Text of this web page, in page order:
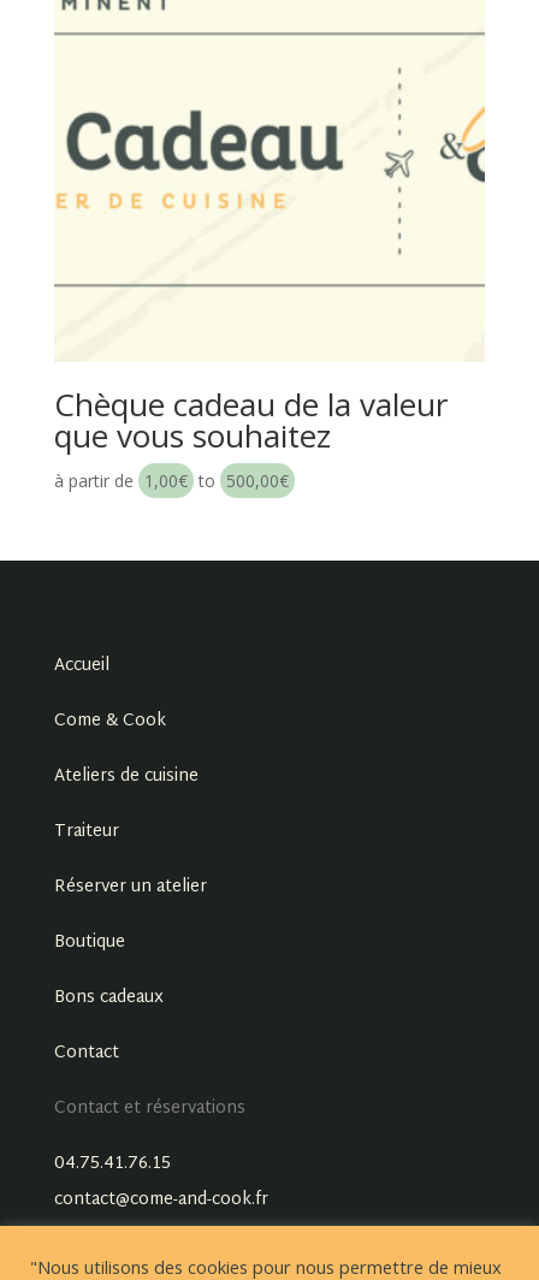
Chèque cadeau de la valeur
que vous souhaitez
à partir de 1,00€ to 500,00€
Accueil
Come & Cook
Ateliers de cuisine
Traiteur
Réserver un atelier
Boutique
Bons cadeaux
Contact
Contact et réservations
04.75.41.76.15
contact@come-and-cook.fr
"Nous utilisons des cookies pour nous permettre de mieux